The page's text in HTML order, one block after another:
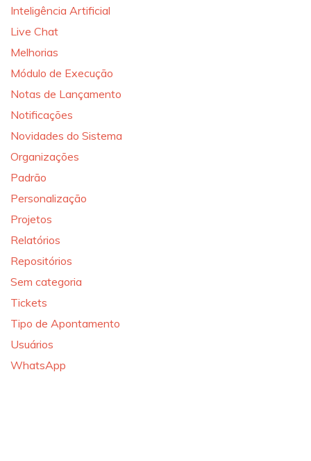
Inteligência Artificial
Live Chat
Melhorias
Módulo de Execução
Notas de Lançamento
Notificações
Novidades do Sistema
Organizações
Padrão
Personalização
Projetos
Relatórios
Repositórios
Sem categoria
Tickets
Tipo de Apontamento
Usuários
WhatsApp